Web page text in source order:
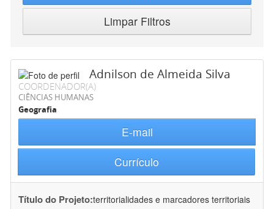
Limpar Filtros
Adnilson de Almeida Silva
COORDENADOR(A)
CIÊNCIAS HUMANAS
Geografia
E-mail
Currículo
Título do Projeto:territorialidades e marcadores territoriais